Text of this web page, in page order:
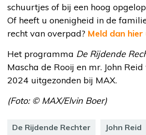
schuurtjes of bij een hoog
Of heeft u onenigheid in de
recht van overpad? Meld dan
Het programma De Rijdende
Mascha de Rooij en mr. John
2024 uitgezonden bij MAX.
(Foto: © MAX/Elvin Boer)
De Rijdende Rechter John Reid